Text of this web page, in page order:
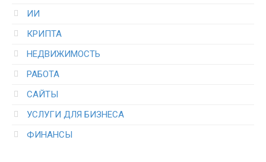
ИИ
КРИПТА
НЕДВИЖИМОСТЬ
РАБОТА
САЙТЫ
УСЛУГИ ДЛЯ БИЗНЕСА
ФИНАНСЫ